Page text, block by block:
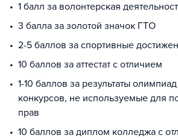
1 балл за волонтерская
3 балла за золотой значок ГТО
2-5 баллов за спортивные
10 баллов за аттестат с отличием
1-10 баллов за результаты
конкурсов, не используемые для
прав
10 баллов за диплом колледжа с